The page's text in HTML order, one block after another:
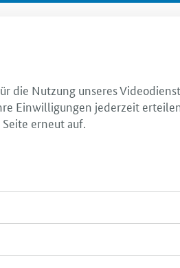
die Nutzung unseres
Einwilligungen jederzeit
erneut auf.